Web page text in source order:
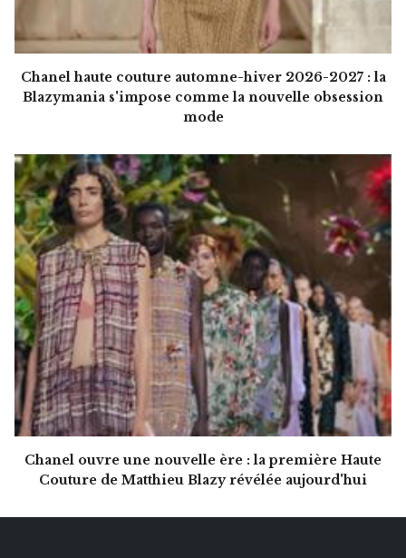
Chanel haute couture automne-hiver 2026-2027 : la
Blazymania s'impose comme la nouvelle obsession
mode
Chanel ouvre une nouvelle ère : la première Haute
Couture de Matthieu Blazy révélée aujourd'hui